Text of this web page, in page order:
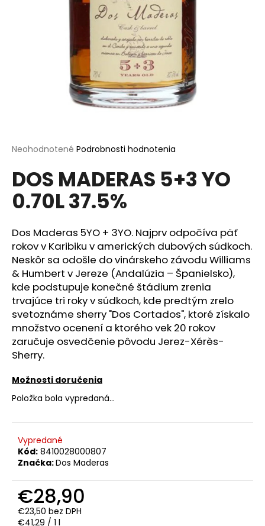
Priemerné
produktu
je
0,0
z
hviezdičiek.
Neohodnotené Podrobnosti hodnotenia
DOS MADERAS 5+3 YO
0.70L 37.5%
Dos Maderas 5YO + 3YO. Najprv odpočíva päť
rokov v Karibiku v amerických dubových súdkoch.
Neskôr sa odošle do vinárskeho závodu Williams
& Humbert v Jereze (Andalúzia – Španielsko),
kde podstupuje konečné štádium zrenia
trvajúce tri roky v súdkoch, kde predtým zrelo
svetoznáme sherry "Dos Cortados", ktoré získalo
množstvo ocenení a ktorého vek 20 rokov
zaručuje osvedčenie pôvodu Jerez-Xérès-
Sherry.
Možnosti doručenia
Položka bola vypredaná…
Vypredané
Kód: 8410028000807
Značka:Dos Maderas
€28,90
€23,50 bez DPH
Jednotková
€41,29 / 1 l
O
d
o
r
ú
č
a
m
e
TSARSKAYA
CHARKA
VODKA
1L